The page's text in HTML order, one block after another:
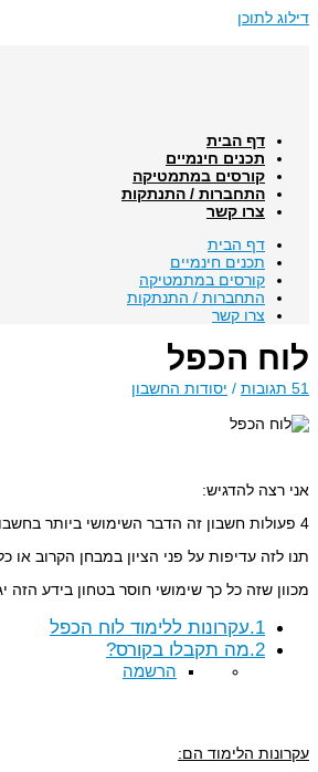
דילוג לתוכן
דף הבית
תכנים חינמיים
קורסים במתמטיקה
התחברות / התנתקות
צרו קשר
דף הבית
תכנים חינמיים
קורסים במתמטיקה
התחברות / התנתקות
צרו קשר
לוח הכפל
51 תגובות / יסודות החשבון
אני רצה להדגיש:
4 פעולות חשבון זה הדבר השימושי ביותר בחשבון.
תנו לזה עדיפות על פני הציון במבחן הקרוב או
מכוון שזה כל כך שימושי חוסר בטחון בידע הזה
1.עקרונות ללימוד לוח הכפל
2.מה תקבלו בקורס?
הרשמה
עקרונות הלימוד הם: